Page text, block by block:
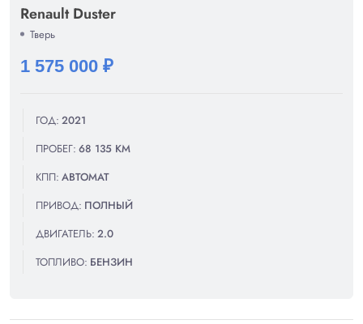
Renault Duster
Тверь
1 575 000 ₽
ГОД: 2021
ПРОБЕГ: 68 135 КМ
КПП: АВТОМАТ
ПРИВОД: ПОЛНЫЙ
ДВИГАТЕЛЬ: 2.0
ТОПЛИВО: БЕНЗИН